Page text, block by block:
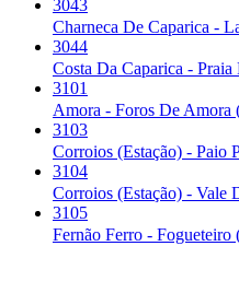
3043
Charneca De Caparica -
3044
Costa Da Caparica - Praia
3101
Amora - Foros De Amora
3103
Corroios (Estação) - Paio
3104
Corroios (Estação) - Vale
3105
Fernão Ferro - Fogueteiro